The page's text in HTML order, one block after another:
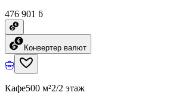
476 901 ƃ
Конвертер валют
Кафе500 м²2/2 этаж